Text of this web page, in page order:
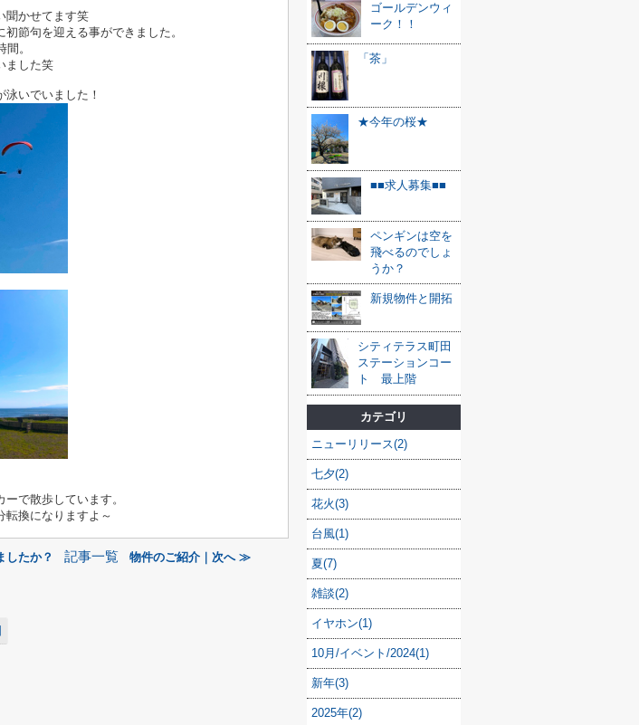
聞かせてます笑
節句を迎える事ができました。
。
ました笑
いでいました！
で散歩しています。
転換になりますよ～
たか？ 記事一覧 物件のご紹介｜次へ ≫
ゴールデンウィ
ーク！！
「茶」
★今年の桜★
■■求人募集■■
ペンギンは空を
飛べるのでしょ
うか？
新規物件と開拓
シティテラス町田
ステーションコー
ト 最上階
カテゴリ
ニューリリース(2)
七夕(2)
花火(3)
台風(1)
夏(7)
雑談(2)
イヤホン(1)
10月/イベント/2024(1)
新年(3)
2025年(2)